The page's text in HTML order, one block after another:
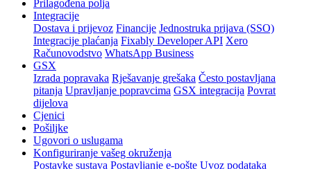
Prilagođena polja
Integracije
Dostava i prijevoz Financije Jednostruka prijava (SSO)
Integracije plaćanja Fixably Developer API Xero
Računovodstvo WhatsApp Business
GSX
Izrada popravaka Rješavanje grešaka Često postavljana
pitanja Upravljanje popravcima GSX integracija Povrat
dijelova
Cjenici
Pošiljke
Ugovori o uslugama
Konfiguriranje vašeg okruženja
Postavke sustava Postavljanje e-pošte Uvoz podataka